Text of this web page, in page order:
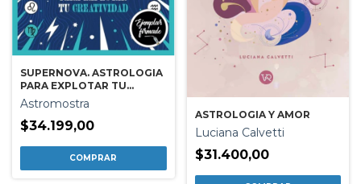
SUPERNOVA. ASTROLOGIA
PARA EXPLOTAR TU
CREATIVIDAD
Astromostra
$34.199,00
ASTROLOGIA Y AMOR
Luciana Calvetti
$31.400,00